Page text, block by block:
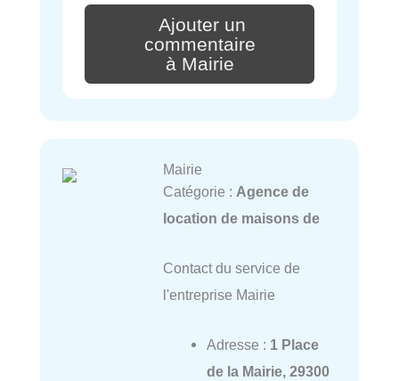
Ajouter un
commentaire
à Mairie
Mairie
Catégorie : Agence de
location de maisons de
Contact du service de
l'entreprise Mairie
Adresse : 1 Place
de la Mairie, 29300